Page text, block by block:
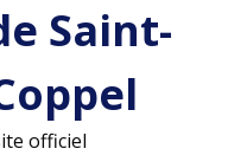
Saint-
officiel